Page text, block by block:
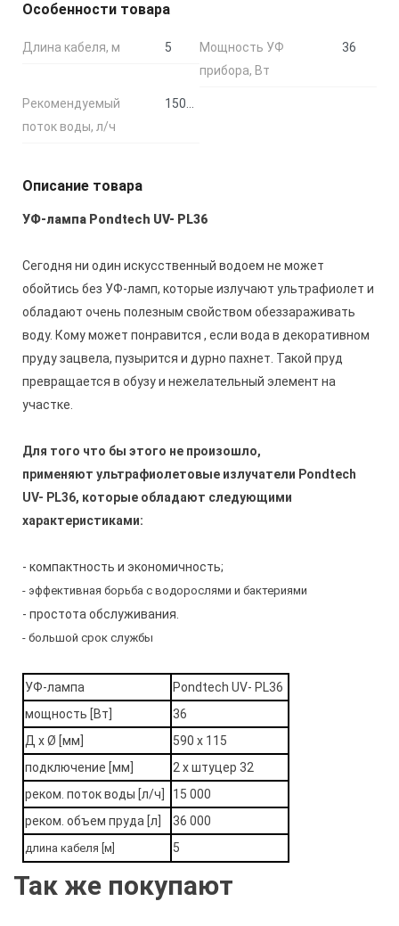
Особенности товара
Длина кабеля, м 5
Мощность УФ
прибора, Вт
36
Рекомендуемый
поток воды, л/ч
Описание товара
УФ-лампа Pondtech UV- PL36
Сегодня ни один искусственный водоем не может
обойтись без УФ-ламп, которые излучают ультрафиолет и
обладают очень полезным свойством обеззараживать
воду. Кому может понравится , если вода в декоративном
пруду зацвела, пузырится и дурно пахнет. Такой пруд
превращается в обузу и нежелательный элемент на
участке.
Для того что бы этого не произошло,
применяют ультрафиолетовые излучатели Pondtech
UV- PL36, которые обладают следующими
характеристиками:
- компактность и экономичность;
- эффективная борьба с водорослями и бактериями
- простота обслуживания.
- большой срок службы
УФ-лампа
Pondtech UV- PL36
мощность [Вт]
36
Д х Ø [мм]
590 х 115
подключение [мм]
2 х штуцер 32
реком. поток воды [л/ч]
15 000
реком. объем пруда [л]
36 000
длина кабеля [м] 5
Так же покупают